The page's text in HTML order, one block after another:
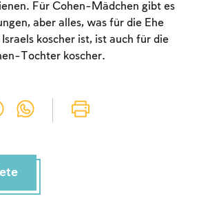
Für Cohen-Mädchen gibt es
aber alles, was für die Ehe
koscher ist, ist auch für die
Tochter koscher.